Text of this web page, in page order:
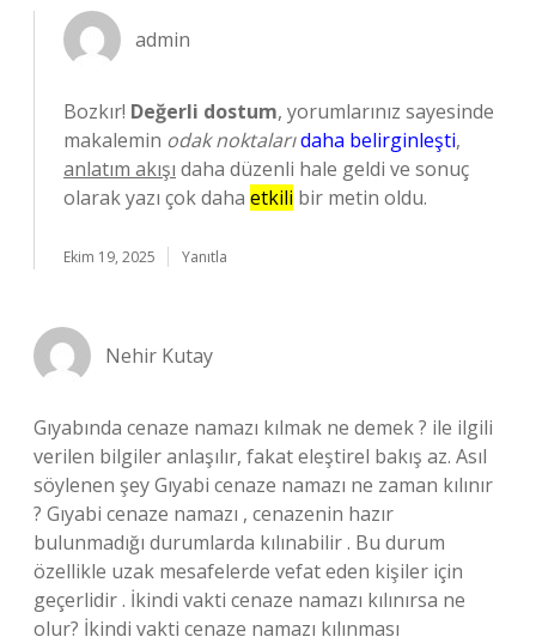
admin
Bozkır! Değerli dostum, yorumlarınız sayesinde
makalemin odak noktalarıdaha belirginleşti,
anlatım akışı daha düzenli hale geldi ve sonuç
olarak yazı çok daha etkili bir metin oldu.
Ekim 19, 2025 Yanıtla
Nehir Kutay
Gıyabında cenaze namazı kılmak ne demek ? ile ilgili
verilen bilgiler anlaşılır, fakat eleştirel bakış az. Asıl
söylenen şey Gıyabi cenaze namazı ne zaman kılınır
? Gıyabi cenaze namazı , cenazenin hazır
bulunmadığı durumlarda kılınabilir . Bu durum
özellikle uzak mesafelerde vefat eden kişiler için
geçerlidir . İkindi vakti cenaze namazı kılınırsa ne
olur? İkindi vakti cenaze namazı kılınması